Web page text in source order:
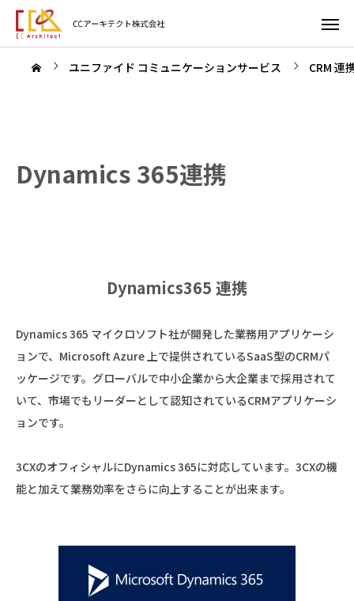
ユニファイド コミュニケーションサービス CRM 連
Dynamics 365連携
Dynamics365 連携
Dynamics 365 マイクロソフト社が開発した業務用アプリケーシ
ョンで、Microsoft Azure 上で提供されているSaaS型のCRMパ
ッケージです。グローバルで中小企業から大企業まで採用されて
いて、市場でもリーダーとして認知されているCRMアプリケーシ
ョンです。
3CXのオフィシャルにDynamics 365に対応しています。3CXの機
能と加えて業務効率をさらに向上することが出来ます。